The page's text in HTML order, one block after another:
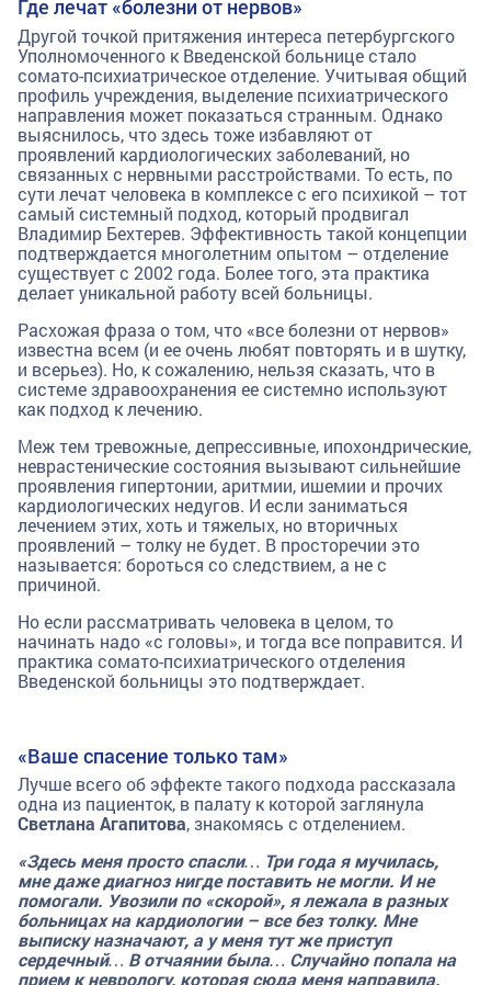
Где лечат «болезни от нервов»
Другой точкой притяжения интереса петербургского
Уполномоченного к Введенской больнице стало
сомато-психиатрическое отделение. Учитывая общий
профиль учреждения, выделение психиатрического
направления может показаться странным. Однако
выяснилось, что здесь тоже избавляют от
проявлений кардиологических заболеваний, но
связанных с нервными расстройствами. То есть, по
сути лечат человека в комплексе с его психикой – тот
самый системный подход, который продвигал
Владимир Бехтерев. Эффективность такой концепции
подтверждается многолетним опытом – отделение
существует с 2002 года. Более того, эта практика
делает уникальной работу всей больницы.
Расхожая фраза о том, что «все болезни от нервов»
известна всем (и ее очень любят повторять и в шутку,
и всерьез). Но, к сожалению, нельзя сказать, что в
системе здравоохранения ее системно используют
как подход к лечению.
Меж тем тревожные, депрессивные, ипохондрические,
неврастенические состояния вызывают сильнейшие
проявления гипертонии, аритмии, ишемии и прочих
кардиологических недугов. И если заниматься
лечением этих, хоть и тяжелых, но вторичных
проявлений – толку не будет. В просторечии это
называется: бороться со следствием, а не с
причиной.
Но если рассматривать человека в целом, то
начинать надо «с головы», и тогда все поправится. И
практика сомато-психиатрического отделения
Введенской больницы это подтверждает.
«Ваше спасение только там»
Лучше всего об эффекте такого подхода рассказала
одна из пациенток, в палату к которой заглянула
Светлана Агапитова, знакомясь с отделением.
«Здесь меня просто спасли… Три года я мучилась,
мне даже диагноз нигде поставить не могли. И не
помогали. Увозили по «скорой», я лежала в разных
больницах на кардиологии – все без толку. Мне
выписку назначают, а у меня тут же приступ
сердечный… В отчаянии была… Случайно попала на
прием к неврологу, которая сюда меня направила,